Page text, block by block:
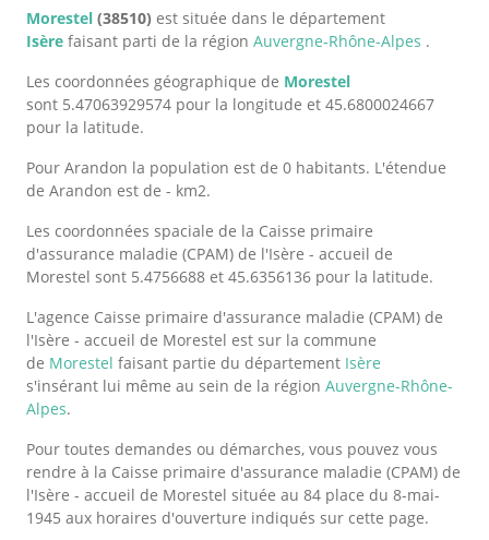
Morestel (38510) est située dans le département
Isère faisant parti de la région Auvergne-Rhône-Alpes .
Les coordonnées géographique de Morestel
sont 5.47063929574 pour la longitude et 45.6800024667
pour la latitude.
Pour Arandon la population est de 0 habitants. L'étendue
de Arandon est de - km2.
Les coordonnées spaciale de la Caisse primaire
d'assurance maladie (CPAM) de l'Isère - accueil de
Morestel sont 5.4756688 et 45.6356136 pour la latitude.
L'agence Caisse primaire d'assurance maladie (CPAM) de
l'Isère - accueil de Morestel est sur la commune
de Morestel faisant partie du département Isère
s'insérant lui même au sein de la région Auvergne-Rhône-
Alpes.
Pour toutes demandes ou démarches, vous pouvez vous
rendre à la Caisse primaire d'assurance maladie (CPAM) de
l'Isère - accueil de Morestel située au 84 place du 8-mai-
1945 aux horaires d'ouverture indiqués sur cette page.